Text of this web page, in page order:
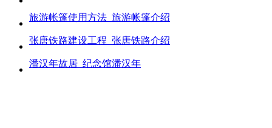
旅游帐篷使用方法_旅游帐篷介绍
张唐铁路建设工程_张唐铁路介绍
潘汉年故居_纪念馆潘汉年